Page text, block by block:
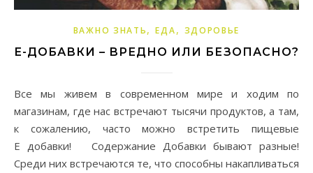
ВАЖНО ЗНАТЬ,ЕДА, ЗДОРОВЬЕ
Е-ДОБАВКИ – ВРЕДНО ИЛИ БЕЗОПАСНО?
Все мы живем в современном мире и ходим по
магазинам, где нас встречают тысячи продуктов, а там,
к сожалению, часто можно встретить пищевые
Е добавки! Содержание Добавки бывают разные!
Среди них встречаются те, что способны накапливаться